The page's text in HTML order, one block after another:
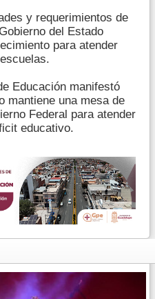
y requerimientos de
del Estado
para atender
Educación manifestó
mantiene una mesa de
Federal para atender
educativo.